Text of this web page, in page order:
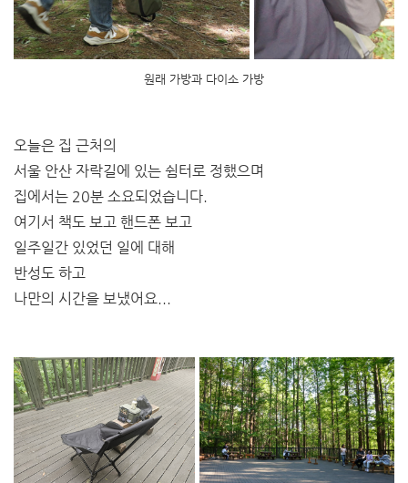
원래 가방과 다이소 가방
오늘은 집 근처의
서울 안산 자락길에 있는 쉼터로 정했으며
집에서는 20분 소요되었습니다.
여기서 책도 보고 핸드폰 보고
일주일간 있었던 일에 대해
반성도 하고
나만의 시간을 보냈어요...